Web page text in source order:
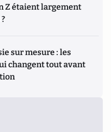
Z étaient largement
sur mesure : les
changent tout avant